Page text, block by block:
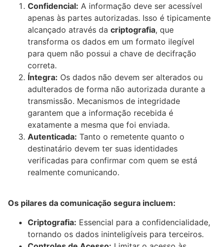
Confidencial: A informação deve ser acessível
apenas às partes autorizadas. Isso é tipicamente
alcançado através da criptografia, que
transforma os dados em um formato ilegível
para quem não possui a chave de decifração
correta.
Íntegra: Os dados não devem ser alterados ou
adulterados de forma não autorizada durante a
transmissão. Mecanismos de integridade
garantem que a informação recebida é
exatamente a mesma que foi enviada.
Autenticada: Tanto o remetente quanto o
destinatário devem ter suas identidades
verificadas para confirmar com quem se está
realmente comunicando.
Os pilares da comunicação segura incluem:
Criptografia: Essencial para a confidencialidade,
tornando os dados ininteligíveis para terceiros.